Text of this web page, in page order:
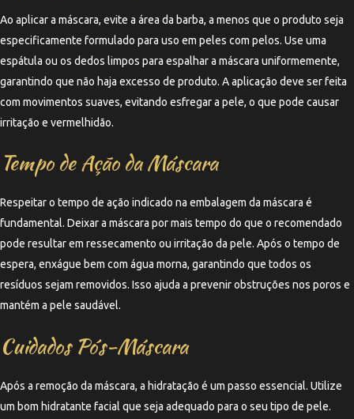
Ao aplicar a máscara, evite a área da barba, a menos que o produto seja
especificamente formulado para uso em peles com pelos. Use uma
espátula ou os dedos limpos para espalhar a máscara uniformemente,
garantindo que não haja excesso de produto. A aplicação deve ser feita
com movimentos suaves, evitando esfregar a pele, o que pode causar
irritação e vermelhidão.
Tempo de Ação da Máscara
Respeitar o tempo de ação indicado na embalagem da máscara é
fundamental. Deixar a máscara por mais tempo do que o recomendado
pode resultar em ressecamento ou irritação da pele. Após o tempo de
espera, enxágue bem com água morna, garantindo que todos os
resíduos sejam removidos. Isso ajuda a prevenir obstruções nos poros e
mantém a pele saudável.
Cuidados Pós-Máscara
Após a remoção da máscara, a hidratação é um passo essencial. Utilize
um bom hidratante facial que seja adequado para o seu tipo de pele.